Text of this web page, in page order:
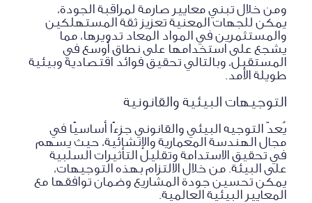
ومن خلال تبني معايير صارمة لمراقبة الجودة،
يمكن للجهات المعنية تعزيز ثقة المستهلكين
والمستثمرين في المواد المعاد تدويرها، مما
يشجع على استخدامها على نطاق أوسع في
المستقبل، وبالتالي تحقيق فوائد اقتصادية وبيئية
طويلة الأمد.
التوجيهات البيئية والقانونية
يُعدّ التوجيه البيئي والقانوني جزءًا أساسيًا في
مجال الهندسة المعمارية والإنشائية، حيث يسهم
في تحقيق الاستدامة وتقليل التأثيرات السلبية
على البيئة. من خلال الالتزام بهذه التوجيهات،
يمكن تحسين جودة المشاريع وضمان توافقها مع
المعايير البيئية العالمية.